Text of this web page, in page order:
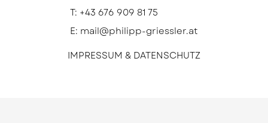
T: +43 676 909 81 75
E: mail@philipp-griessler.at
IMPRESSUM & DATENSCHUTZ